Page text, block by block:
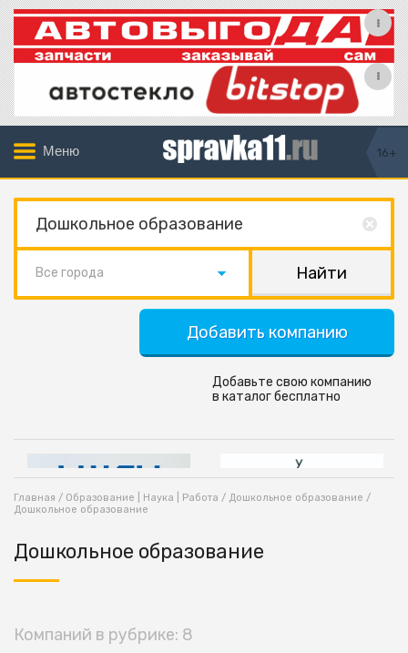
Меню 16+
Все города
Добавить компанию
Добавьте свою компанию
в каталог бесплатно
Главная / Образование | Наука | Работа / Дошкольное образование /
Дошкольное образование
Дошкольное образование
Компаний в рубрике: 8